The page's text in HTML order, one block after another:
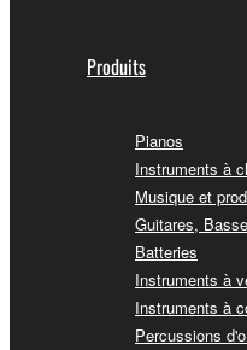
Produits
Pianos
Instruments à
Musique et
Guitares,
Batteries
Instruments à
Instruments à
Percussions